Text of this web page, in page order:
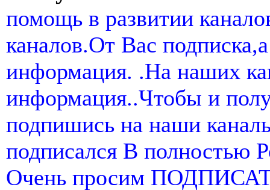
помощь в развитии
каналов.От Вас
информация. .На наших
информация..Чтобы и
подпишись на наши
подписался В полностью
Очень просим